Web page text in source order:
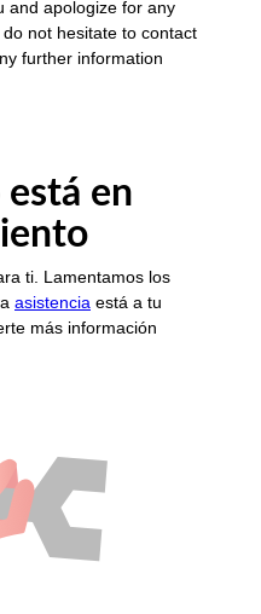
and apologize for any
not hesitate to contact
further information
está en
ti. Lamentamos los
asistencia está a tu
más información